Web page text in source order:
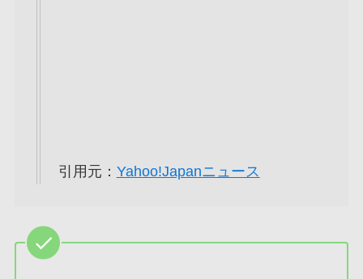
引用元： Yahoo!Japanニュース